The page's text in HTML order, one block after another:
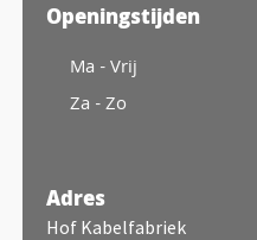
Openingstijden
Ma - Vrij
Za - Zo
Adres
Hof Kabelfabriek